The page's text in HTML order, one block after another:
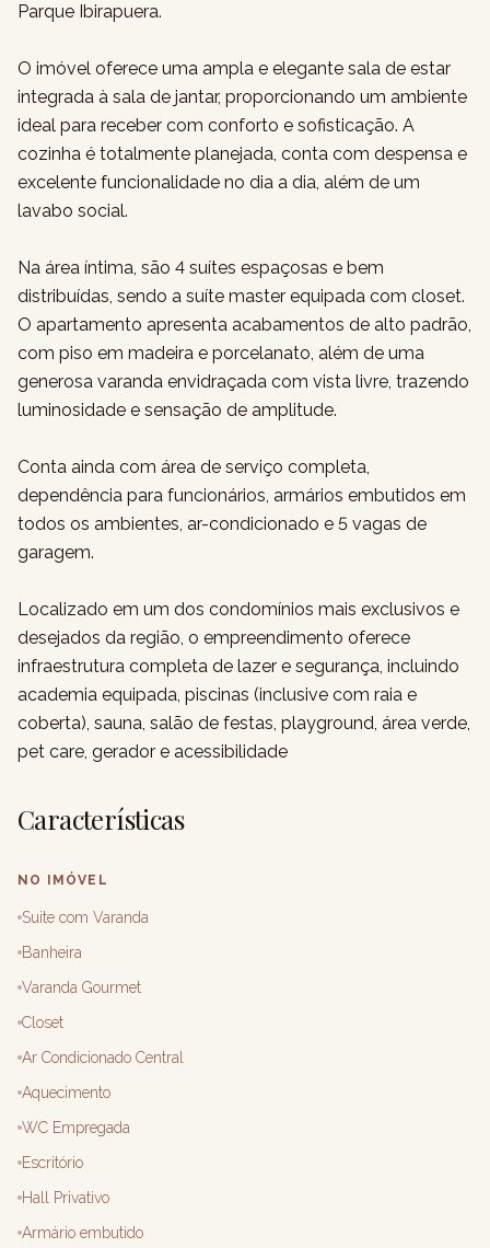
Parque Ibirapuera.
O imóvel oferece uma ampla e elegante sala de estar
integrada à sala de jantar, proporcionando um ambiente
ideal para receber com conforto e sofisticação. A
cozinha é totalmente planejada, conta com despensa e
excelente funcionalidade no dia a dia, além de um
lavabo social.
Na área íntima, são 4 suítes espaçosas e bem
distribuídas, sendo a suíte master equipada com closet.
O apartamento apresenta acabamentos de alto padrão,
com piso em madeira e porcelanato, além de uma
generosa varanda envidraçada com vista livre, trazendo
luminosidade e sensação de amplitude.
Conta ainda com área de serviço completa,
dependência para funcionários, armários embutidos em
todos os ambientes, ar-condicionado e 5 vagas de
garagem.
Localizado em um dos condomínios mais exclusivos e
desejados da região, o empreendimento oferece
infraestrutura completa de lazer e segurança, incluindo
academia equipada, piscinas (inclusive com raia e
coberta), sauna, salão de festas, playground, área verde,
pet care, gerador e acessibilidade
Características
NO IMÓVEL
Suite com Varanda
Banheira
Varanda Gourmet
Closet
Ar Condicionado Central
Aquecimento
WC Empregada
Escritório
Hall Privativo
Armário embutido